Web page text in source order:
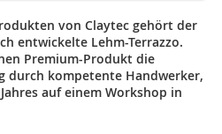
von Claytec gehört der
entwickelte Lehm-Terrazzo.
Premium-Produkt die
durch kompetente Handwerker,
auf einem Workshop in